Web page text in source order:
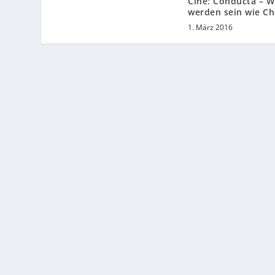
werden sein wie
1. März 2016